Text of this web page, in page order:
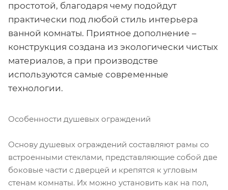
простотой, благодаря чему подойдут
практически под любой стиль интерьера
ванной комнаты. Приятное дополнение –
конструкция создана из экологически чистых
материалов, а при производстве
используются самые современные
технологии.
Особенности душевых ограждений
Основу душевых ограждений составляют рамы со
встроенными стеклами, представляющие собой две
боковые части с дверцей и крепятся к угловым
стенам комнаты. Их можно установить как на пол,